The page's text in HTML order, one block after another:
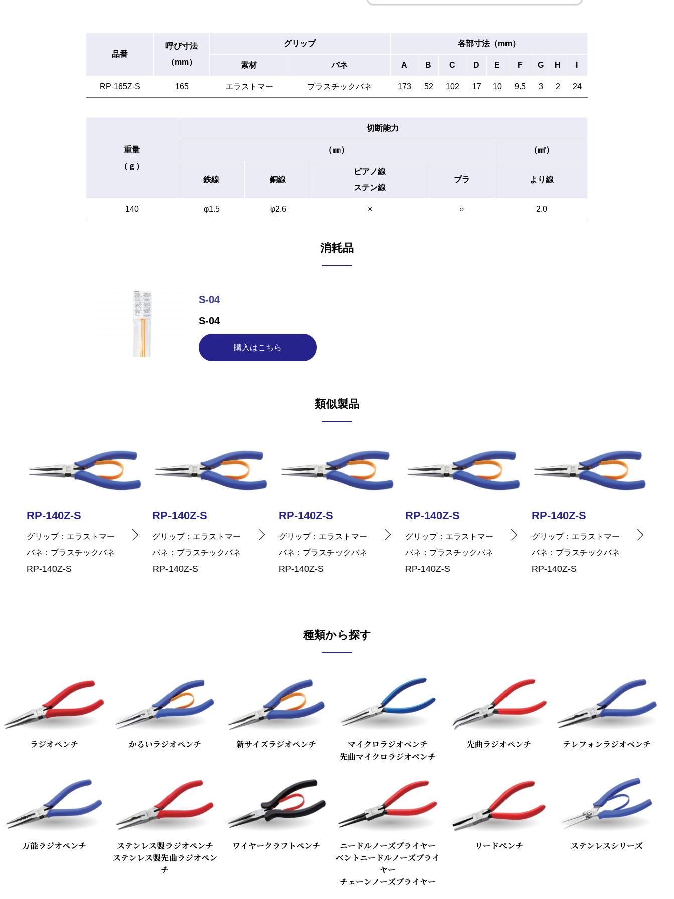
品番
呼び寸法
（mm）
グリップ 各部寸法（mm）
素材 バネ A B C D E F G H
RP-165Z-S 165 エラストマー プラスチックバネ 173 52 102 17 10 9.5 3 2 24
重量
（ｇ）
切断能力
（㎜） （㎟）
鉄線 銅線
ピアノ線
ステン線
プラ より線
140 φ1.5 φ2.6 × ○ 2.0
消耗品
S-04
S-04
購入はこちら
類似製品
RP-140Z-S
グリップ
エラストマー
バネ
プラスチックバネ
RP-140Z-S
RP-140Z-S
グリップ
エラストマー
バネ
プラスチックバネ
RP-140Z-S
RP-140Z-S
グリップ
エラストマー
バネ
プラスチックバネ
RP-140Z-S
RP-140Z-S
グリップ
エラストマー
バネ
プラスチックバネ
RP-140Z-S
RP-140Z-S
グリップ
エラストマー
バネ
プラスチックバネ
RP-140Z-S
種類から探す
ラジオペンチ かるいラジオペンチ 新サイズラジオペンチ
マイクロラジオペンチ
先曲マイクロラジオペンチ
先曲ラジオペンチ テレフォンラジオペンチ
万能ラジオペンチ
ステンレス製ラジオペンチ
ステンレス製先曲ラジオペン
チ
ワイヤークラフトペンチ
ニードルノーズプライヤー
ベントニードルノーズプライ
ヤー
チェーンノーズプライヤー
リードペンチ ステンレスシリーズ